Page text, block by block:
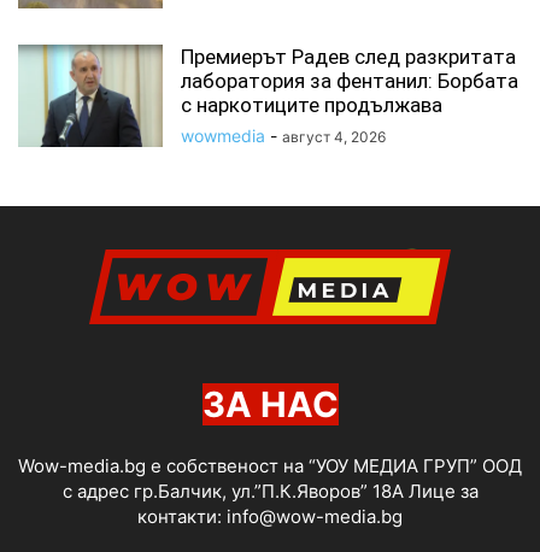
Премиерът Радев след разкритата
лаборатория за фентанил: Борбата
с наркотиците продължава
wowmedia - август 4, 2026
ЗА НАС
Wow-media.bg е собственост на “УОУ МЕДИА ГРУП” ООД
с адрес гр.Балчик, ул.”П.К.Яворов” 18А Лице за
контакти: info@wow-media.bg